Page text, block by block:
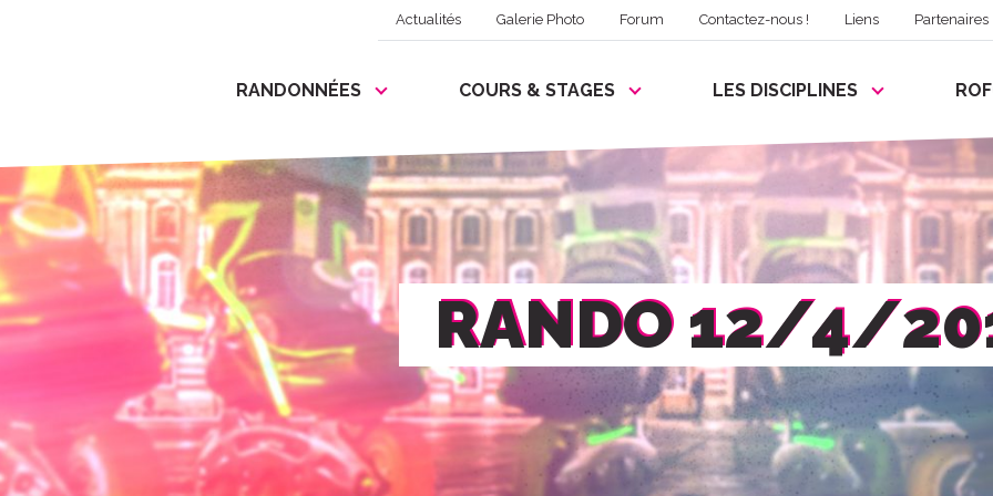
RANDONNÉES COURS & STAGES LES DISCIPLINES
Actualités Galerie Photo Forum Contactez-nous ! Liens Partenaires
RANDO 12/4/